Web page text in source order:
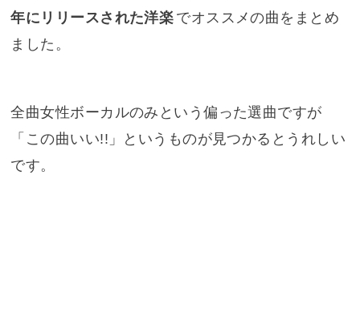
年にリリースされた洋楽 でオススメの曲をまとめ
ました。
全曲女性ボーカルのみという偏った選曲ですが
「この曲いい!!」というものが見つかるとうれしい
です。